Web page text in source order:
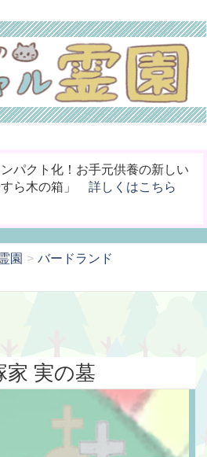
た！小動物専用の桐のお骨入れ
桐」詳しくはこちら
や周忌にオンライン上で法要を
モート供養」 詳しくはこちら
パクト化！お手元供養の新しい
すら木の箱」 詳しくはこちら
園
バードランド
家 実の墓